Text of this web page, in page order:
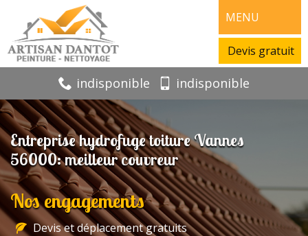
MENU
Devis gratuit
indisponible indisponible
Entreprise hydrofuge toiture Vannes
56000: meilleur couvreur
Nos engagements
Devis et déplacement gratuits